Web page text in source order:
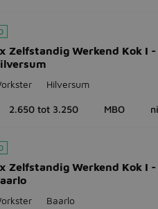
Zelfstandig Werkend Kok I -
Hilversum
2.650 tot 3.250 MBO
Zelfstandig Werkend Kok I
Baarlo